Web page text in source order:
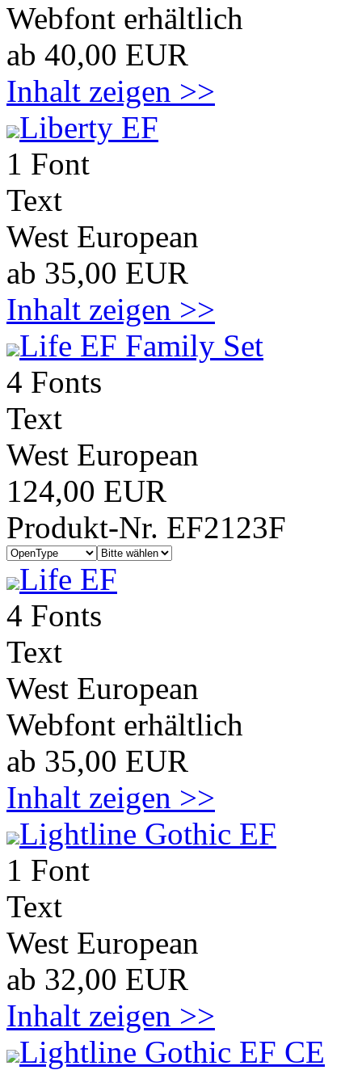
Webfont erhältlich
ab 40,00 EUR
Inhalt zeigen >>
Liberty EF
1 Font
Text
West European
ab 35,00 EUR
Inhalt zeigen >>
Life EF Family Set
4 Fonts
Text
West European
124,00 EUR
Produkt-Nr. EF2123F
Life EF
4 Fonts
Text
West European
Webfont erhältlich
ab 35,00 EUR
Inhalt zeigen >>
Lightline Gothic EF
1 Font
Text
West European
ab 32,00 EUR
Inhalt zeigen >>
Lightline Gothic EF CE